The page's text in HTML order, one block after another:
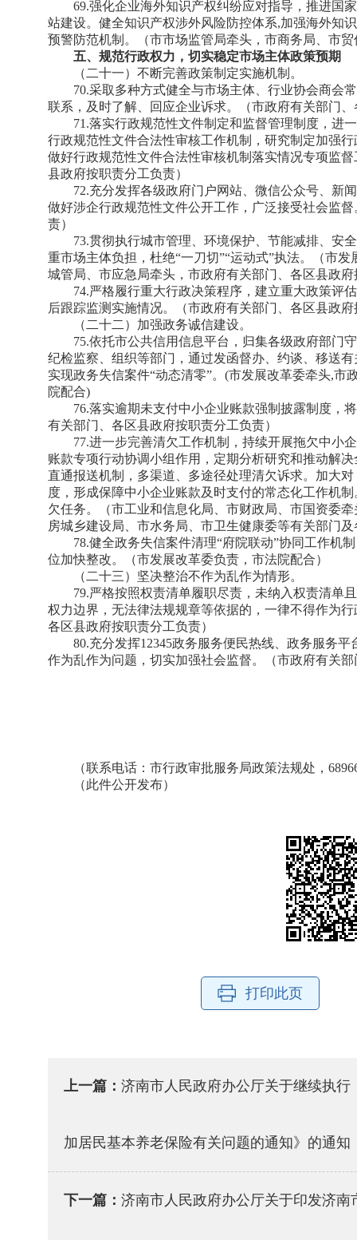
69.强化企业海外知识产权纠纷应对指导，推进国
站建设。健全知识产权涉外风险防控体系,加强海外知
预警防范机制。（市市场监管局牵头，市商务局、市
五、规范行政权力，切实稳定市场主体政策预期
（二十一）不断完善政策制定实施机制。
70.采取多种方式健全与市场主体、行业协会商会
联系，及时了解、回应企业诉求。（市政府有关部门
71.落实行政规范性文件制定和监督管理制度，进
行政规范性文件合法性审核工作机制，研究制定加强
做好行政规范性文件合法性审核机制落实情况专项监
县政府按职责分工负责）
72.充分发挥各级政府门户网站、微信公众号、新
做好涉企行政规范性文件公开工作，广泛接受社会监
责）
73.贯彻执行城市管理、环境保护、节能减排、安
重市场主体负担，杜绝“一刀切”“运动式”执法。（市
城管局、市应急局牵头，市政府有关部门、各区县政
74.严格履行重大行政决策程序，建立重大政策评
后跟踪监测实施情况。（市政府有关部门、各区县政
（二十二）加强政务诚信建设。
75.依托市公共信用信息平台，归集各级政府部门
纪检监察、组织等部门，通过发函督办、约谈、移送
实现政务失信案件“动态清零”。(市发展改革委牵头,
院配合)
76.落实逾期未支付中小企业账款强制披露制度，
有关部门、各区县政府按职责分工负责）
77.进一步完善清欠工作机制，持续开展拖欠中小
账款专项行动协调小组作用，定期分析研究和推动解
直通报送机制，多渠道、多途径处理清欠诉求。加大
度，形成保障中小企业账款及时支付的常态化工作机
欠任务。（市工业和信息化局、市财政局、市国资委
房城乡建设局、市水务局、市卫生健康委等有关部门
78.健全政务失信案件清理“府院联动”协同工作机
位加快整改。（市发展改革委负责，市法院配合）
（二十三）坚决整治不作为乱作为情形。
79.严格按照权责清单履职尽责，未纳入权责清单
权力边界，无法律法规规章等依据的，一律不得作为
各区县政府按职责分工负责）
80.充分发挥12345政务服务便民热线、政务服务
作为乱作为问题，切实加强社会监督。（市政府有关
（联系电话：市行政审批服务局政策法规处，
（此件公开发布）
打印此页
上一篇： 济南市人民政府办公厅关于继续执
加居民基本养老保险有关问题的通知》的通知
下一篇： 济南市人民政府办公厅关于印发济